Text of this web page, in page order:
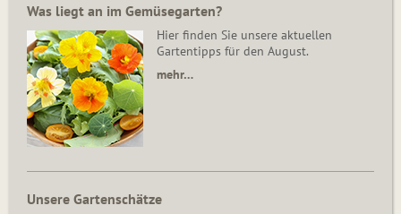
Was liegt an im Gemüsegarten?
Hier finden Sie unsere aktuellen
Gartentipps für den August.
mehr…
Unsere Gartenschätze